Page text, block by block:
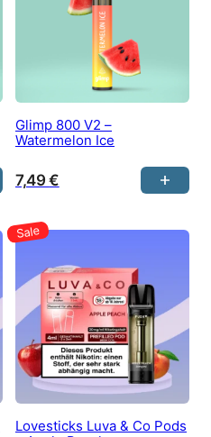
Glimp 800 V2 –
Watermelon Ice
7,49€
Lovesticks Luva & Co Pods